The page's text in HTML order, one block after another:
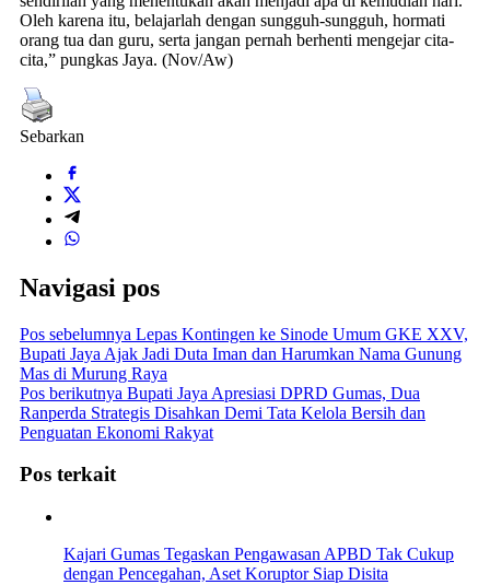
Oleh karena itu, belajarlah dengan sungguh-sungguh, hormati
orang tua dan guru, serta jangan pernah berhenti mengejar cita-
cita,” pungkas Jaya. (Nov/Aw)
Sebarkan
Navigasi pos
Pos sebelumnya Lepas Kontingen ke Sinode Umum GKE XXV,
Bupati Jaya Ajak Jadi Duta Iman dan Harumkan Nama Gunung
Mas di Murung Raya
Pos berikutnya Bupati Jaya Apresiasi DPRD Gumas, Dua
Ranperda Strategis Disahkan Demi Tata Kelola Bersih dan
Penguatan Ekonomi Rakyat
Pos terkait
Kajari Gumas Tegaskan Pengawasan APBD Tak Cukup
dengan Pencegahan, Aset Koruptor Siap Disita